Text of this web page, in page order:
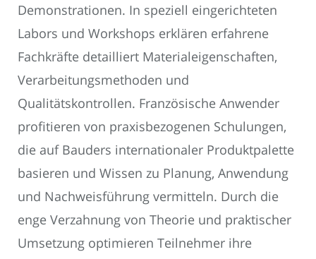
Demonstrationen. In speziell eingerichteten
Labors und Workshops erklären erfahrene
Fachkräfte detailliert Materialeigenschaften,
Verarbeitungsmethoden und
Qualitätskontrollen. Französische Anwender
profitieren von praxisbezogenen Schulungen,
die auf Bauders internationaler Produktpalette
basieren und Wissen zu Planung, Anwendung
und Nachweisführung vermitteln. Durch die
enge Verzahnung von Theorie und praktischer
Umsetzung optimieren Teilnehmer ihre